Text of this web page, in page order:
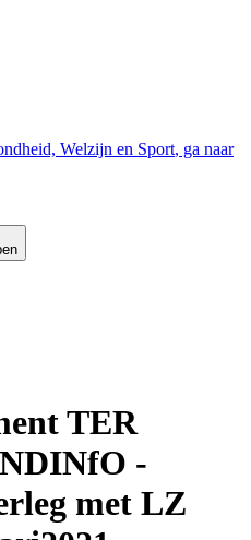
Welzijn en Sport, ga naar
TER
-
met LZ